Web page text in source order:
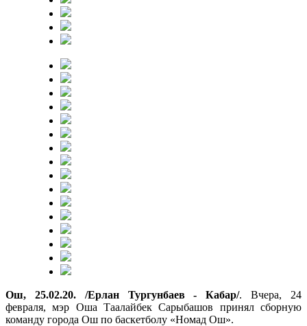
Ош, 25.02.20. /Ерлан Тургунбаев - Кабар/. Вчера, 24
февраля, мэр Оша Таалайбек Сарыбашов принял сборную
команду города Ош по баскетболу «Номад Ош».